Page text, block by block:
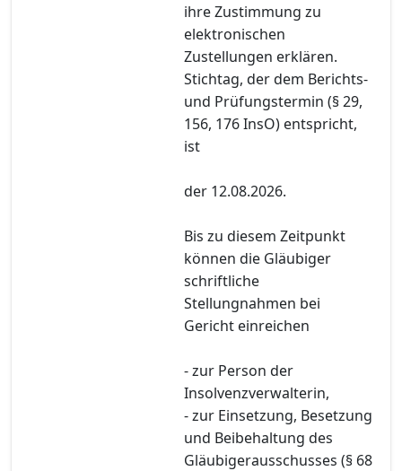
ihre Zustimmung zu
elektronischen
Zustellungen erklären.
Stichtag, der dem Berichts-
und Prüfungstermin (§ 29,
156, 176 InsO) entspricht,
ist
der 12.08.2026.
Bis zu diesem Zeitpunkt
können die Gläubiger
schriftliche
Stellungnahmen bei
Gericht einreichen
- zur Person der
Insolvenzverwalterin,
- zur Einsetzung, Besetzung
und Beibehaltung des
Gläubigerausschusses (§ 68